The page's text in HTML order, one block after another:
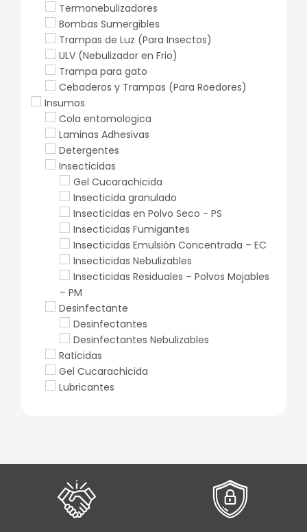
Termonebulizadores
Bombas Sumergibles
Trampas de Luz (Para Insectos)
ULV (Nebulizador en Frio)
Trampa para gato
Cebaderos y Trampas (Para Roedores)
Insumos
Cola entomologica
Laminas Adhesivas
Detergentes
Insecticidas
Gel Cucarachicida
Insecticida granulado
Insecticidas en Polvo Seco - PS
Insecticidas Fumigantes
Insecticidas Emulsión Concentrada – EC
Insecticidas Nebulizables
Insecticidas Residuales – Polvos Mojables
– PM
Desinfectante
Desinfectantes
Desinfectantes Nebulizables
Raticidas
Gel Cucarachicida
Lubricantes